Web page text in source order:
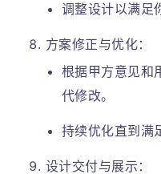
调整设计以满足
方案修正与优化：
根据甲方意见和
代修改。
持续优化直到满
设计交付与展示：